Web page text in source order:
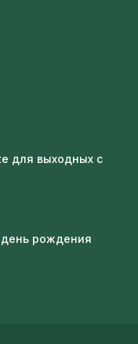
для выходных с
день рождения